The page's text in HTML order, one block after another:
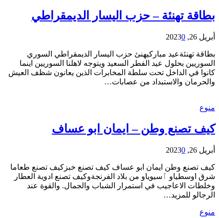
بطاقة تهنئة – حزب اليسار الديمقراطي
أبريل 26, 2023 0
بطاقة تهنئةعيد مباركيهنئ حزب اليسار الديمقراطي السوري
السوريين بحلول عيد الفطر السعيد ويتوجه لاهلنا السوريين اينما
كانوا في الداخل تحت سلطة المخابرات الذين يعانون شظف العيش
والحرمان والاستبداد من عصابات…
منوع
كيف تصنع وطن – ايمان ابو عساف
أبريل 26, 2023 0
كيف تصنع وطن ايمان ابو عساف كيف تصنع خبزكيف تصنع طعاما
شرق اوسطياو ٱسيوياو من بلاد الفرنجةوكيف تصنع ادوية العطار
وخلطات الاعاجيب في استمرار الشباب والجمال. والقوة عند
الرجالو للمزيد…
منوع